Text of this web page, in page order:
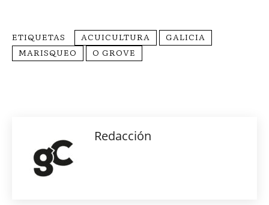
ETIQUETAS ACUICULTURA
GALICIA
MARISQUEO
O GROVE
Redacción